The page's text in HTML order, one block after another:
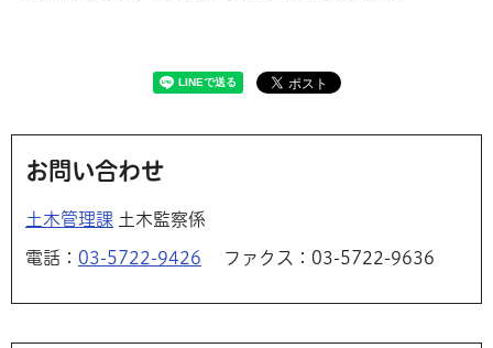
お問い合わせ
土木管理課 土木監察係
電話： 03-5722-9426 ファクス：03-5722-9636